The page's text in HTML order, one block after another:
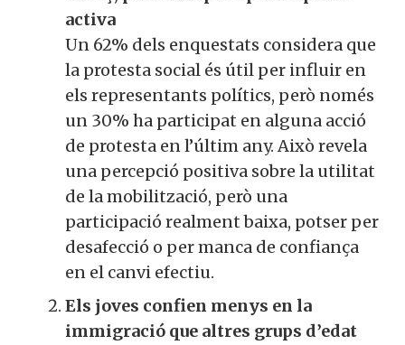
activa
Un 62% dels enquestats considera que
la protesta social és útil per influir en
els representants polítics, però només
un 30% ha participat en alguna acció
de protesta en l’últim any. Això revela
una percepció positiva sobre la utilitat
de la mobilització, però una
participació realment baixa, potser per
desafecció o per manca de confiança
en el canvi efectiu.
Els joves confien menys en la
immigració que altres grups d’edat